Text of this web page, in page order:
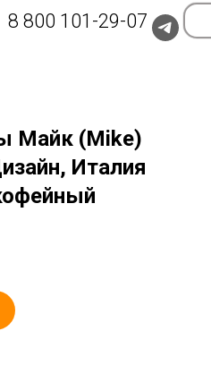
8 800 101-29-07
Майк (Mike)
Италия